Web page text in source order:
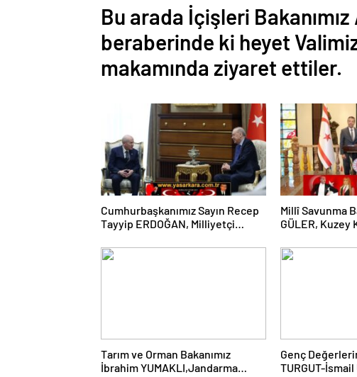
Bu arada İçişleri Bakanımız
beraberinde ki heyet
makamında ziyaret ettiler.
Cumhurbaşkanımız Sayın Recep
Tayyip ERDOĞAN, Milliyetçi
Başkanı Adanalı Hemşerimiz
Büyüğümüz Devlet BAHÇELİ’yi
Millî Savunma
GÜLER, Kuzey
Tahsin
Geldi…
Tarım ve Orman Bakanımız
İbrahim YUMAKLI,Jandarma
Genç
TURGUT-